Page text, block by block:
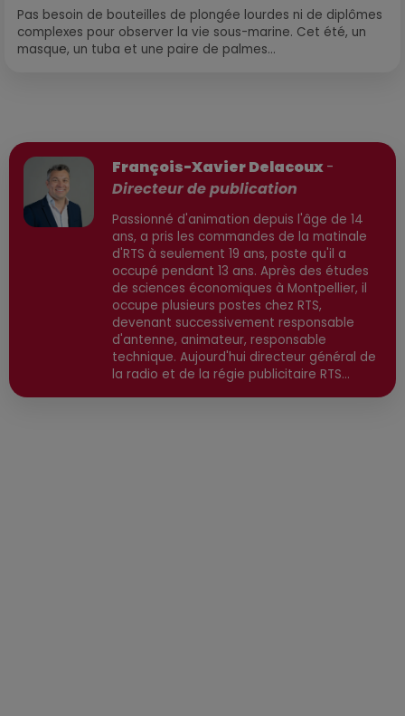
Pas besoin de bouteilles de plongée lourdes ni de diplômes
complexes pour observer la vie sous-marine. Cet été, un
masque, un tuba et une paire de palmes...
François-Xavier Delacoux-
Directeur de publication
Passionné d'animation depuis l'âge de 14
ans, a pris les commandes de la matinale
d'RTS à seulement 19 ans, poste qu'il a
occupé pendant 13 ans. Après des études
de sciences économiques à Montpellier, il
occupe plusieurs postes chez RTS,
devenant successivement responsable
d'antenne, animateur, responsable
technique. Aujourd'hui directeur général de
la radio et de la régie publicitaire RTS